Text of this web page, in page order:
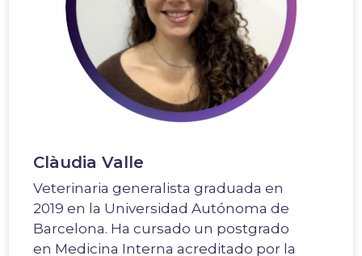
Clàudia Valle
Veterinaria generalista graduada en
2019 en la Universidad Autónoma de
Barcelona. Ha cursado un postgrado
en Medicina Interna acreditado por la